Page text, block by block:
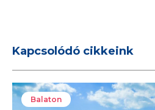
Kapcsolódó cikkeink
Balaton